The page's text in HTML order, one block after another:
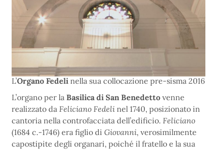
L’Organo Fedeli nella sua collocazione pre-sisma 2016
L’organo per la Basilica di San Benedetto venne
realizzato da Feliciano Fedeli nel 1740, posizionato in
cantoria nella controfacciata dell’edificio. Feliciano
(1684 c.-1746) era figlio di Giovanni, verosimilmente
capostipite degli organari, poiché il fratello e la sua